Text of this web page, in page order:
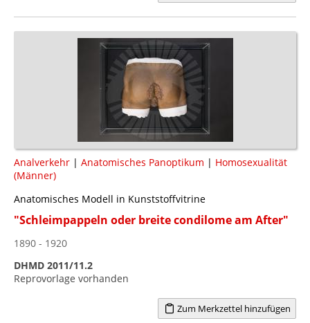
Analverkehr | Anatomisches Panoptikum | Homosexualität
(Männer)
Anatomisches Modell in Kunststoffvitrine
"Schleimpappeln oder breite condilome am After"
1890 - 1920
DHMD 2011/11.2
Reprovorlage vorhanden
Zum Merkzettel hinzufügen